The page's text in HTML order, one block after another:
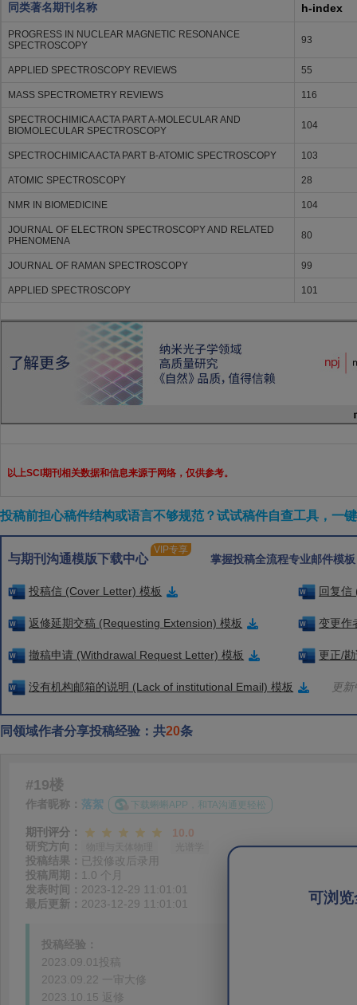
同类著名期刊名称 h-index
PROGRESS IN NUCLEAR MAGNETIC RESONANCE
SPECTROSCOPY
93
APPLIED SPECTROSCOPY REVIEWS 55
MASS SPECTROMETRY REVIEWS 116
SPECTROCHIMICA ACTA PART A-MOLECULAR AND
BIOMOLECULAR SPECTROSCOPY
104
SPECTROCHIMICA ACTA PART B-ATOMIC SPECTROSCOPY 103
ATOMIC SPECTROSCOPY 28
NMR IN BIOMEDICINE 104
JOURNAL OF ELECTRON SPECTROSCOPY AND RELATED
PHENOMENA
80
JOURNAL OF RAMAN SPECTROSCOPY 99
APPLIED SPECTROSCOPY 101
以上SCI期刊相关数据和信息来源于网络，仅供参考。
投稿前担心稿件结构或语言不够规范？试试稿件自查工具，一
与期刊沟通模版下载中心
VIP专享
掌握投稿全流程专业邮件模
投稿信 (Cover Letter) 模板 回复信
返修延期交稿 (Requesting Extension) 模板 变更作
撤稿申请 (Withdrawal Request Letter) 模板 更正/
没有机构邮箱的说明 (Lack of institutional Email) 模板 更
同领域作者分享投稿经验：共20条
可浏
#19楼
作者昵称： 落絮 下载蝌蝌APP，和TA沟通更轻松
期刊评分：
10.0
研究方向：
投稿结果： 已投修改后录用
投稿周期： 1.0 个月
发表时间： 2023-12-29 11:01:01
最后更新： 2023-12-29 11:01:01
投稿经验：
2023.09.01投稿
2023.09.22 一审大修
2023.10.15 返修